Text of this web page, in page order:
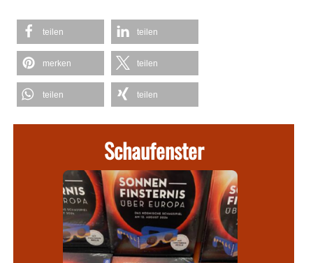
teilen teilen
merken teilen
teilen teilen
Schaufenster